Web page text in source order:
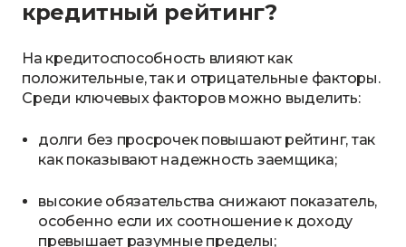
кредитный рейтинг?
На кредитоспособность влияют как
положительные, так и отрицательные факторы.
Среди ключевых факторов можно выделить:
долги без просрочек повышают рейтинг, так
как показывают надежность заемщика;
высокие обязательства снижают показатель,
особенно если их соотношение к доходу
превышает разумные пределы;